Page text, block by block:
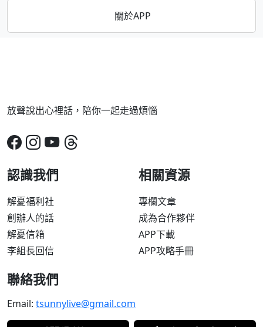
關於APP
放聲說出心裡話，陪你一起走過煩惱
認識我們
解憂福利社
創辦人的話
解憂信箱
李組長回信
相關資源
專欄文章
成為合作夥伴
APP下載
APP攻略手冊
聯絡我們
Email: tsunnylive@gmail.com